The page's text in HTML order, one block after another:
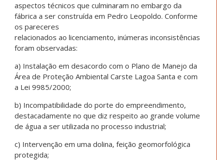
aspectos técnicos que culminaram no embargo da
fábrica a ser construída em Pedro Leopoldo. Conforme
os pareceres
relacionados ao licenciamento, inúmeras inconsistências
foram observadas:
a) Instalação em desacordo com o Plano de Manejo da
Área de Proteção Ambiental Carste Lagoa Santa e com
a Lei 9985/2000;
b) Incompatibilidade do porte do empreendimento,
destacadamente no que diz respeito ao grande volume
de água a ser utilizada no processo industrial;
c) Intervenção em uma dolina, feição geomorfológica
protegida;